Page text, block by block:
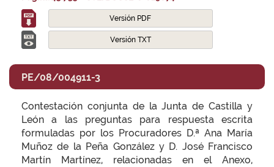
Versión PDF
Versión TXT
PE/08/004911-3
Contestación conjunta de la Junta de Castilla y
León a las preguntas para respuesta escrita
formuladas por los Procuradores D.ª Ana María
Muñoz de la Peña González y D. José Francisco
Martín Martínez, relacionadas en el Anexo,